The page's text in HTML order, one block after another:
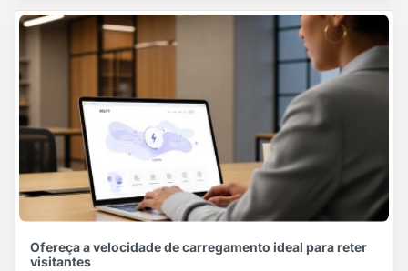
Ofereça a velocidade de carregamento ideal para reter
visitantes